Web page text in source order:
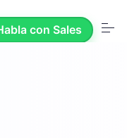
con Sales